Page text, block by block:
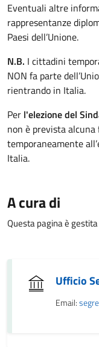
Eventuali altre
rappresentanze
Paesi dell’Unione.
N.B. I cittadini
NON fa parte
rientrando in Italia.
Per l'elezione del
non è prevista
temporaneamente
Italia.
A cura di
Questa pagina è
Ufficio
Email: